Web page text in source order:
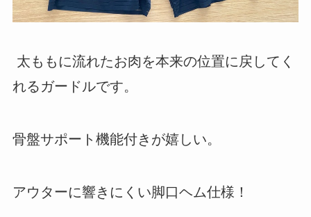
太ももに流れたお肉を本来の位置に戻してく
れるガードルです。
骨盤サポート機能付きが嬉しい。
アウターに響きにくい脚口ヘム仕様！